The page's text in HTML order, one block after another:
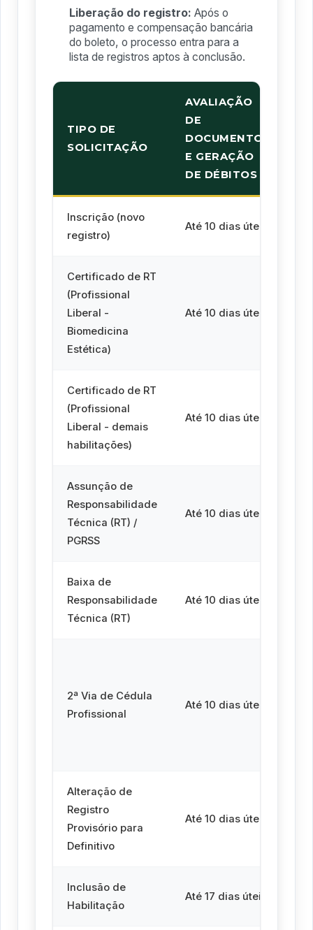
Liberação do registro: Após o
pagamento e compensação bancária
do boleto, o processo entra para a
lista de registros aptos à conclusão.
TIPO DE
SOLICITAÇÃO
AVALIAÇÃO
DE
DOCUMENTOS
E GERAÇÃO
DE DÉBITOS
Inscrição (novo
registro)
Até 10 dias úteis
Certificado de RT
(Profissional
Liberal -
Biomedicina
Estética)
Até 10 dias úteis
Certificado de RT
(Profissional
Liberal - demais
habilitações)
Até 10 dias úteis
Assunção de
Responsabilidade
Técnica (RT) /
PGRSS
Até 10 dias úteis
Baixa de
Responsabilidade
Técnica (RT)
Até 10 dias úteis
2ª Via de Cédula
Profissional
Até 10 dias úteis
Alteração de
Registro
Provisório para
Definitivo
Até 10 dias úteis
Inclusão de
Habilitação
Até 17 dias úteis